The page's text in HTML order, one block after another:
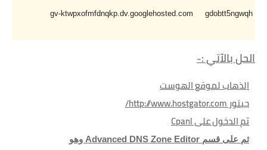
gdobtt5ngwqh
gv-ktwpxofmfdnqkp.dv.googlehosted.com
الحل بالآتي :-
الذهاب لموقع الهوست
جيتور http://www.hostgator.com/
ثم الدخول على Cpanl
ثم على قسم Advanced DNS Zone Editor وهو